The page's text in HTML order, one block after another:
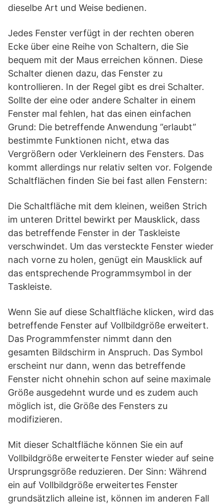
dieselbe Art und Weise bedienen.
Jedes Fenster verfügt in der rechten oberen
Ecke über eine Reihe von Schaltern, die Sie
bequem mit der Maus erreichen können. Diese
Schalter dienen dazu, das Fenster zu
kontrollieren. In der Regel gibt es drei Schalter.
Sollte der eine oder andere Schalter in einem
Fenster mal fehlen, hat das einen einfachen
Grund: Die betreffende Anwendung ”erlaubt”
bestimmte Funktionen nicht, etwa das
Vergrößern oder Verkleinern des Fensters. Das
kommt allerdings nur relativ selten vor. Folgende
Schaltflächen finden Sie bei fast allen Fenstern:
Die Schaltfläche mit dem kleinen, weißen Strich
im unteren Drittel bewirkt per Mausklick, dass
das betreffende Fenster in der Taskleiste
verschwindet. Um das versteckte Fenster wieder
nach vorne zu holen, genügt ein Mausklick auf
das entsprechende Programmsymbol in der
Taskleiste.
Wenn Sie auf diese Schaltfläche klicken, wird das
betreffende Fenster auf Vollbildgröße erweitert.
Das Programmfenster nimmt dann den
gesamten Bildschirm in Anspruch. Das Symbol
erscheint nur dann, wenn das betreffende
Fenster nicht ohnehin schon auf seine maximale
Größe ausgedehnt wurde und es zudem auch
möglich ist, die Größe des Fensters zu
modifizieren.
Mit dieser Schaltfläche können Sie ein auf
Vollbildgröße erweiterte Fenster wieder auf seine
Ursprungsgröße reduzieren. Der Sinn: Während
ein auf Vollbildgröße erweitertes Fenster
grundsätzlich alleine ist, können im anderen Fall